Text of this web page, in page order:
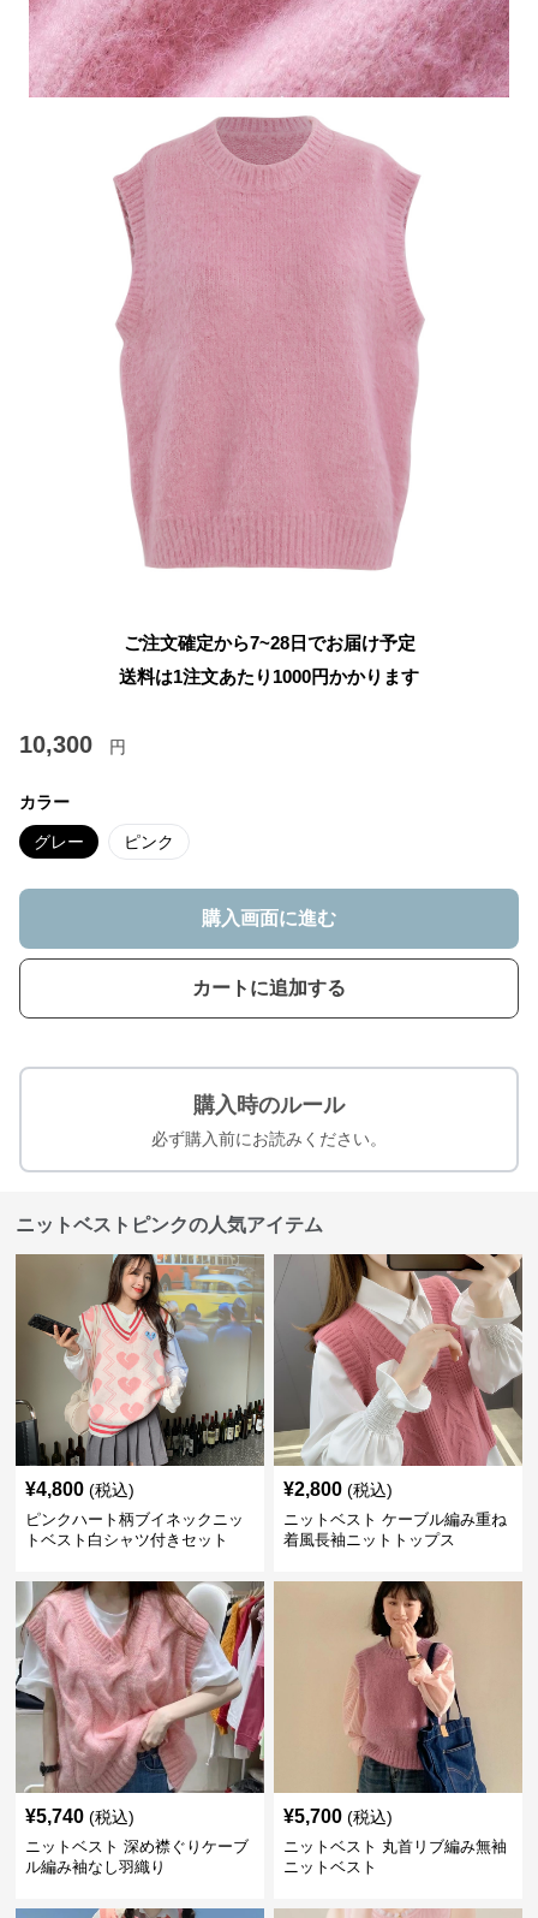
ご注文確定から7~28日でお届け予定
送料は1注文あたり 1000円かかります
10,300 円
カラー
グレー ピンク
購入画面に進む
カートに追加する
購入時のルール
必ず購入前にお読みください。
ニットベストピンクの人気アイテム
¥4,800 (税込)
ピンクハート柄ブイネックニッ
トベスト白シャツ付きセット
¥2,800 (税込)
ニットベスト ケーブル編み重ね
着風長袖ニットトップス
¥5,740 (税込)
ニットベスト 深め襟ぐりケーブ
ル編み袖なし羽織り
¥5,700 (税込)
ニットベスト 丸首リブ編み無袖
ニットベスト